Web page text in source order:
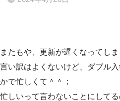
またもや、更新が遅くなってしま
言い訳はよくないけど、ダブル
かで忙しくて＾＾；
忙しいって言わないことにして